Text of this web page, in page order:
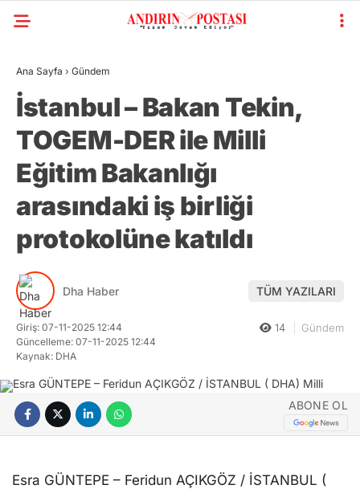
Ana Sayfa › Gündem
İstanbul – Bakan Tekin,
TOGEM-DER ile Milli
Eğitim Bakanlığı
arasındaki iş birliği
protokolüne katıldı
Dha Haber TÜM YAZILARI
Giriş: 07-11-2025 12:44
Güncelleme: 07-11-2025 12:44
Kaynak: DHA
14 Gündem
ABONE OL
Esra GÜNTEPE – Feridun AÇIKGÖZ / İSTANBUL (